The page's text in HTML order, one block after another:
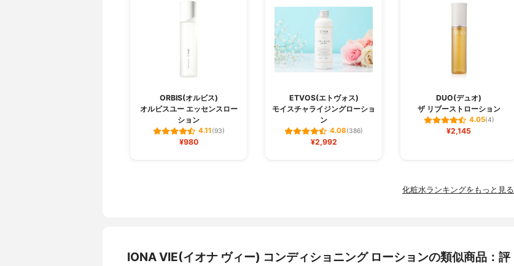
ORBIS(オルビス)
オルビスユー エッセンスロー
ション
4.11(93)
¥980
ETVOS(エトヴォス)
モイスチャライジングローショ
ン
4.08(386)
¥2,992
DUO(デュオ)
ザ リブーストローション
4.05(4)
¥2,145
化粧水ランキングをもっと見る
IONA VIE(イオナ ヴィー) コンディショニング ローションの類似商品：評